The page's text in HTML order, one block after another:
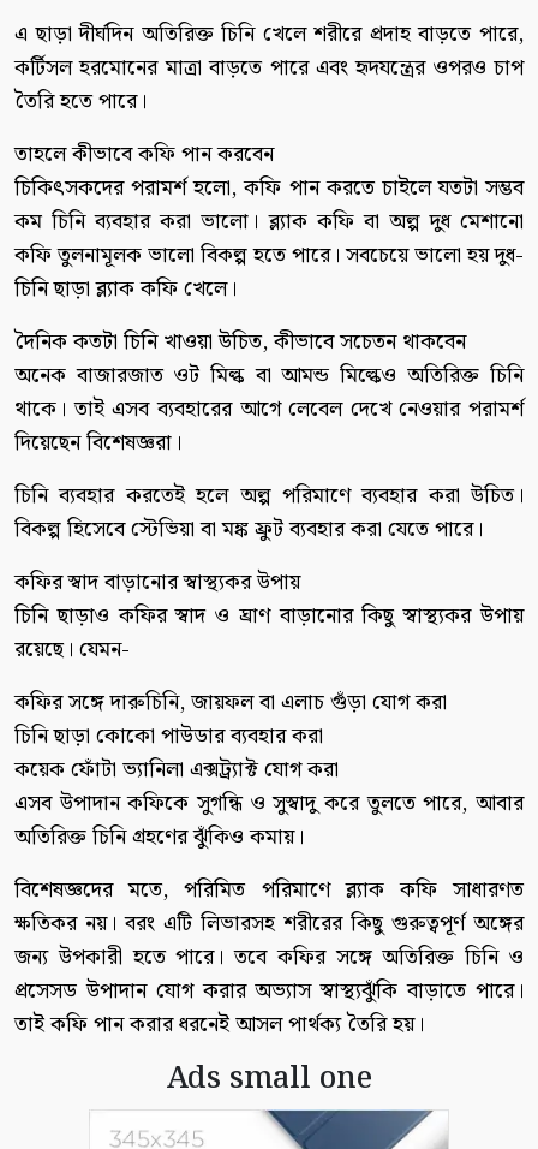
এ ছাড়া দীর্ঘদিন অতিরিক্ত চিনি খেলে শরীরে প্রদাহ বাড়তে পারে,
কর্টিসল হরমোনের মাত্রা বাড়তে পারে এবং হৃদযন্ত্রের ওপরও চাপ
তৈরি হতে পারে।
তাহলে কীভাবে কফি পান করবেন
চিকিৎসকদের পরামর্শ হলো, কফি পান করতে চাইলে যতটা সম্ভব
কম চিনি ব্যবহার করা ভালো। ব্ল্যাক কফি বা অল্প দুধ মেশানো
কফি তুলনামূলক ভালো বিকল্প হতে পারে। সবচেয়ে ভালো হয় দুধ-
চিনি ছাড়া ব্ল্যাক কফি খেলে।
দৈনিক কতটা চিনি খাওয়া উচিত, কীভাবে সচেতন থাকবেন
অনেক বাজারজাত ওট মিল্ক বা আমন্ড মিল্কেও অতিরিক্ত চিনি
থাকে। তাই এসব ব্যবহারের আগে লেবেল দেখে নেওয়ার পরামর্শ
দিয়েছেন বিশেষজ্ঞরা।
চিনি ব্যবহার করতেই হলে অল্প পরিমাণে ব্যবহার করা উচিত।
বিকল্প হিসেবে স্টেভিয়া বা মঙ্ক ফ্রুট ব্যবহার করা যেতে পারে।
কফির স্বাদ বাড়ানোর স্বাস্থ্যকর উপায়
চিনি ছাড়াও কফির স্বাদ ও ঘ্রাণ বাড়ানোর কিছু স্বাস্থ্যকর উপায়
রয়েছে। যেমন-
কফির সঙ্গে দারুচিনি, জায়ফল বা এলাচ গুঁড়া যোগ করা
চিনি ছাড়া কোকো পাউডার ব্যবহার করা
কয়েক ফোঁটা ভ্যানিলা এক্সট্র্যাক্ট যোগ করা
এসব উপাদান কফিকে সুগন্ধি ও সুস্বাদু করে তুলতে পারে, আবার
অতিরিক্ত চিনি গ্রহণের ঝুঁকিও কমায়।
বিশেষজ্ঞদের মতে, পরিমিত পরিমাণে ব্ল্যাক কফি সাধারণত
ক্ষতিকর নয়। বরং এটি লিভারসহ শরীরের কিছু গুরুত্বপূর্ণ অঙ্গের
জন্য উপকারী হতে পারে। তবে কফির সঙ্গে অতিরিক্ত চিনি ও
প্রসেসড উপাদান যোগ করার অভ্যাস স্বাস্থ্যঝুঁকি বাড়াতে পারে।
তাই কফি পান করার ধরনেই আসল পার্থক্য তৈরি হয়।
Ads small one